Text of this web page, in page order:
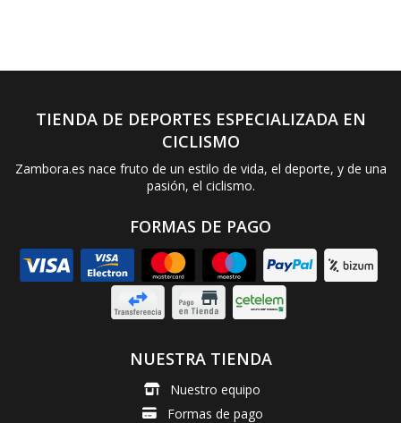
TIENDA DE DEPORTES ESPECIALIZADA EN
CICLISMO
Zambora.es nace fruto de un estilo de vida, el deporte, y de una
pasión, el ciclismo.
FORMAS DE PAGO
NUESTRA TIENDA
Nuestro equipo
Formas de pago